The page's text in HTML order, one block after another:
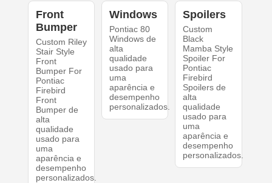
Front
Bumper
Custom Riley
Stair Style
Front
Bumper For
Pontiac
Firebird
Front
Bumper de
alta
qualidade
usado para
uma
aparência e
desempenho
personalizados.
Windows
Pontiac 80
Windows de
alta
qualidade
usado para
uma
aparência e
desempenho
personalizados.
Spoilers
Custom
Black
Mamba Style
Spoiler For
Pontiac
Firebird
Spoilers de
alta
qualidade
usado para
uma
aparência e
desempenho
personalizados.